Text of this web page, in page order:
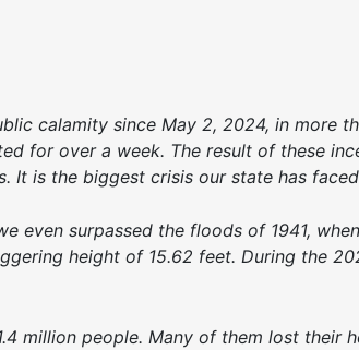
calamity since May 2, 2024, in more
for over a week. The result of these
It is the biggest crisis our state has
surpassed the floods of 1941,
height of 15.62 feet. During the
million people. Many of them lost their